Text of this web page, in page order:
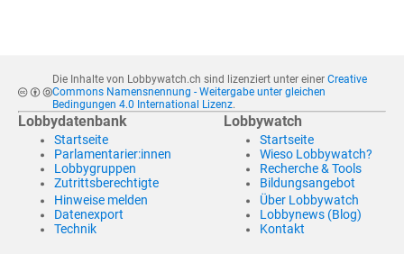
Die Inhalte von Lobbywatch.ch sind lizenziert unter einer Creative
Commons Namensnennung - Weitergabe unter gleichen
Bedingungen 4.0 International Lizenz.
Lobbydatenbank
Startseite
Parlamentarier:innen
Lobbygruppen
Zutrittsberechtigte
Hinweise melden
Datenexport
Technik
Lobbywatch
Startseite
Wieso Lobbywatch?
Recherche & Tools
Bildungsangebot
Über Lobbywatch
Lobbynews (Blog)
Kontakt